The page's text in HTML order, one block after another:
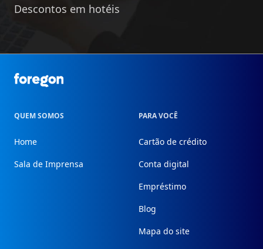
Descontos em hotéis
Foregon.com
QUEM SOMOS
Home
Sala de Imprensa
PARA VOCÊ
Cartão de crédito
Conta digital
Empréstimo
Blog
Mapa do site